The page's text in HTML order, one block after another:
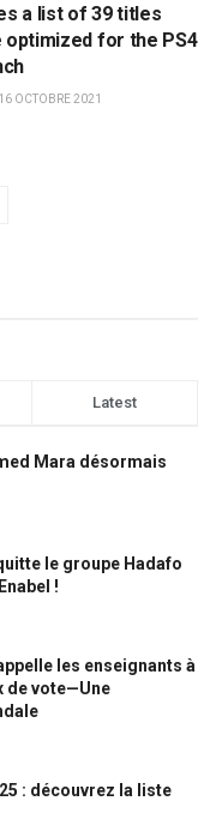
a list of 39 titles
optimized for the PS4
16 OCTOBRE 2021
Latest
Mara désormais
le groupe Hadafo
!
les enseignants à
de vote—Une
: découvrez la liste